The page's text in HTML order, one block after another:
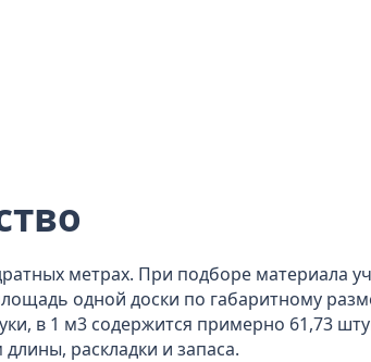
метрах. При подборе материала
одной доски по габаритному
в 1 м3 содержится примерно 61,73
раскладки и запаса.